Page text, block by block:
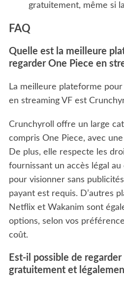
gratuitement, même si
FAQ
Quelle est la meilleure
regarder One Piece en
La meilleure plateforme
en streaming VF est
Crunchyroll offre un large
compris One Piece, avec
De plus, elle respecte les
fournissant un accès légal
pour visionner sans
payant est requis. D’autres
Netflix et Wakanim sont
options, selon vos
coût.
Est-il possible de
gratuitement et
r